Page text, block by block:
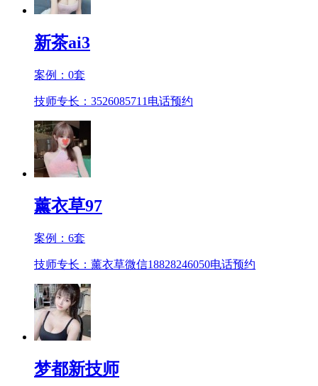
新茶ai3
案例： 0套
技师专长：3526085711 电话预约
薰衣草97
案例： 6套
技师专长：薰衣草微信18828246050电话预约
梦都新技师